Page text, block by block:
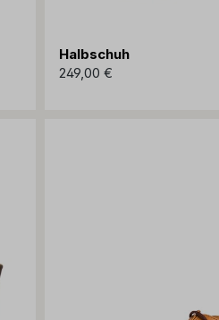
Halbschuh
249,00 €